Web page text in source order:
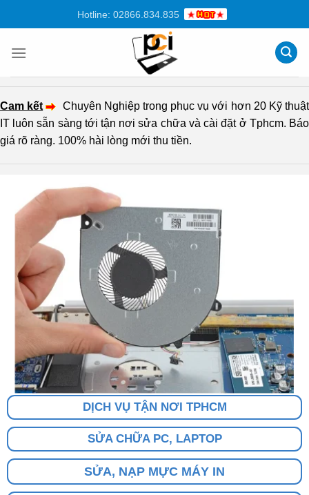
dung
Hotline: 02866.834.835
Cam kết
Chuyên Nghiệp trong phục vụ với hơn 20 Kỹ thuật
IT luôn sẵn sàng tới tận nơi sửa chữa và cài đặt ở Tphcm. Báo
giá rõ ràng. 100% hài lòng mới thu tiền.
DỊCH VỤ TẬN NƠI TPHCM
SỬA CHỮA PC, LAPTOP
SỬA, NẠP MỰC MÁY IN